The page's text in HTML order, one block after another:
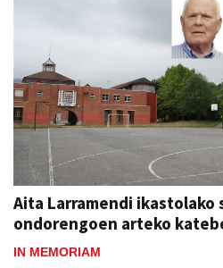
Aita Larramendi ikastolako
ondorengoen arteko
IN MEMORIAM